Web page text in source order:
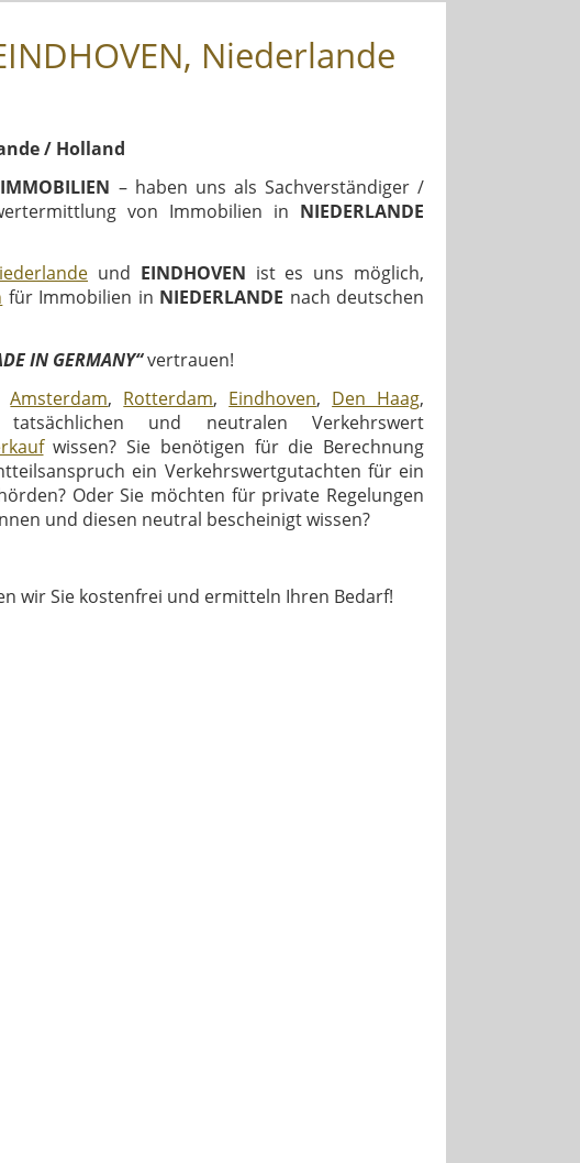
Niederlande
/ Holland
– haben uns als Sachverständiger /
von Immobilien in NIEDERLANDE
und EINDHOVEN ist es uns möglich,
für Immobilien in NIEDERLANDE nach deutschen
IN GERMANY“vertrauen!
Amsterdam, Rotterdam, Eindhoven, Den Haag,
und neutralen Verkehrswert
wissen? Sie benötigen für die Berechnung
ein Verkehrswertgutachten für ein
Oder Sie möchten für private Regelungen
und diesen neutral bescheinigt wissen?
wir Sie kostenfrei und ermitteln Ihren Bedarf!